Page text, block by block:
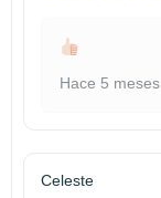
Hace 5 meses
Celeste